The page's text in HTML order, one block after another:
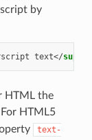
by
text</sup
HTML the
HTML5
text-